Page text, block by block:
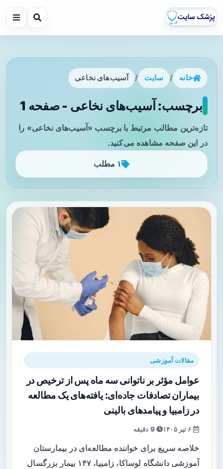
خانه / سایت / آسیب‌های نخاعی
برچسب: آسیب‌های نخاعی - صفحه 1
تازه‌ترین مطالب مرتبط با برچسب «آسیب‌های نخاعی» را
در این صفحه مشاهده می‌کنید.
۱ مطلب
مقالات آموزشی
عوامل مؤثر بر ناتوانی سه ماه پس از ترخیص در
بیماران تصادفات جاده‌ای: یافته‌های یک مطالعه
در زامبیا و پیامدهای بالینی
9 دقیقه
خلاصه سریع برای خواننده مطالعه‌ای در بیمارستان
آموزشی دانشگاه لوساکا، زامبیا، ۱۴۷ بیمار بزرگسال